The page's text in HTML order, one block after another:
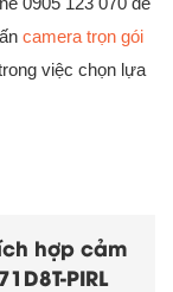
camera trọn gói
việc chọn lựa
hợp cảm
PIRL